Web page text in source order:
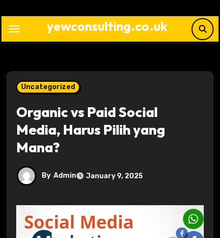
content
yewconsulting.co.uk
Uncategorized
Organic vs Paid Social
Media, Harus Pilih yang
Mana?
By Admin January 9, 2025